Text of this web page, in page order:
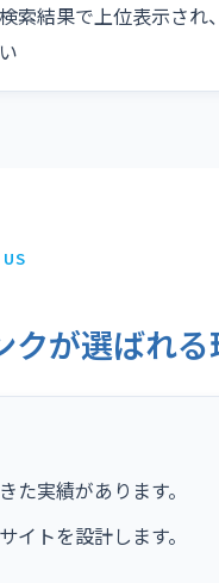
検索結果で上位表示され
い
クが選ばれ
実績があります。
トを設計します。